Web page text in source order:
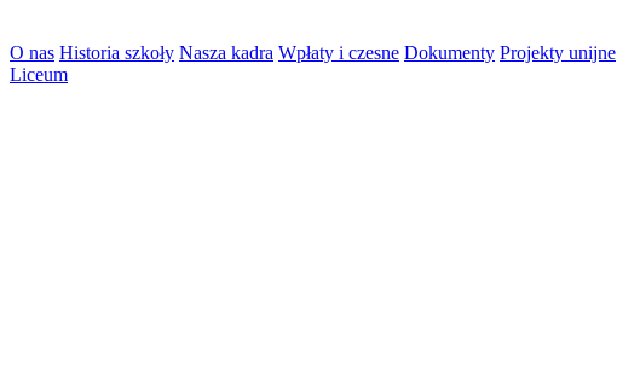
O nas Historia szkoły Nasza kadra Wpłaty i czesne Dokumenty Projekty unijne
Liceum